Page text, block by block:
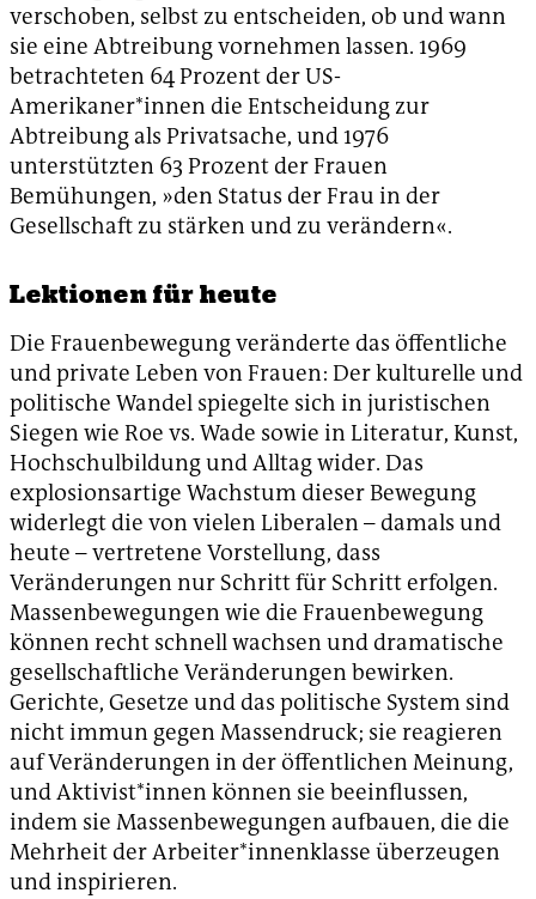
verschoben, selbst zu entscheiden, ob und wann
sie eine Abtreibung vornehmen lassen. 1969
betrachteten 64 Prozent der US-
Amerikaner*innen die Entscheidung zur
Abtreibung als Privatsache, und 1976
unterstützten 63 Prozent der Frauen
Bemühungen, »den Status der Frau in der
Gesellschaft zu stärken und zu verändern«.
Lektionen für heute
Die Frauenbewegung veränderte das öffentliche
und private Leben von Frauen: Der kulturelle und
politische Wandel spiegelte sich in juristischen
Siegen wie Roe vs. Wade sowie in Literatur, Kunst,
Hochschulbildung und Alltag wider. Das
explosionsartige Wachstum dieser Bewegung
widerlegt die von vielen Liberalen – damals und
heute – vertretene Vorstellung, dass
Veränderungen nur Schritt für Schritt erfolgen.
Massenbewegungen wie die Frauenbewegung
können recht schnell wachsen und dramatische
gesellschaftliche Veränderungen bewirken.
Gerichte, Gesetze und das politische System sind
nicht immun gegen Massendruck; sie reagieren
auf Veränderungen in der öffentlichen Meinung,
und Aktivist*innen können sie beeinflussen,
indem sie Massenbewegungen aufbauen, die die
Mehrheit der Arbeiter*innenklasse überzeugen
und inspirieren.